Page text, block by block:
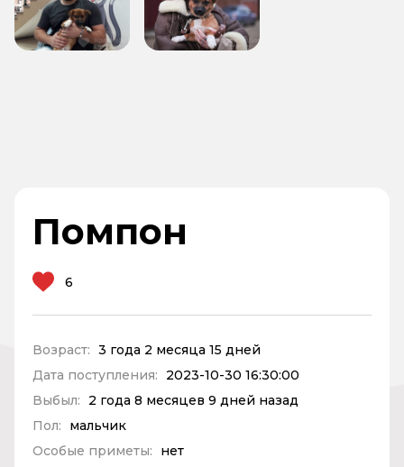
Помпон
6
Возраст: 3 года 2 месяца 15 дней
Дата поступления:
2023-10-30 16:30:00
Выбыл:
2 года 8 месяцев 9 дней назад
Пол:
мальчик
Особые приметы:
нет